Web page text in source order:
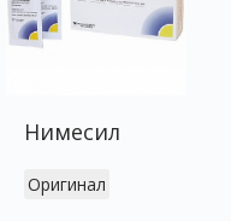
Нимесил
Оригинал